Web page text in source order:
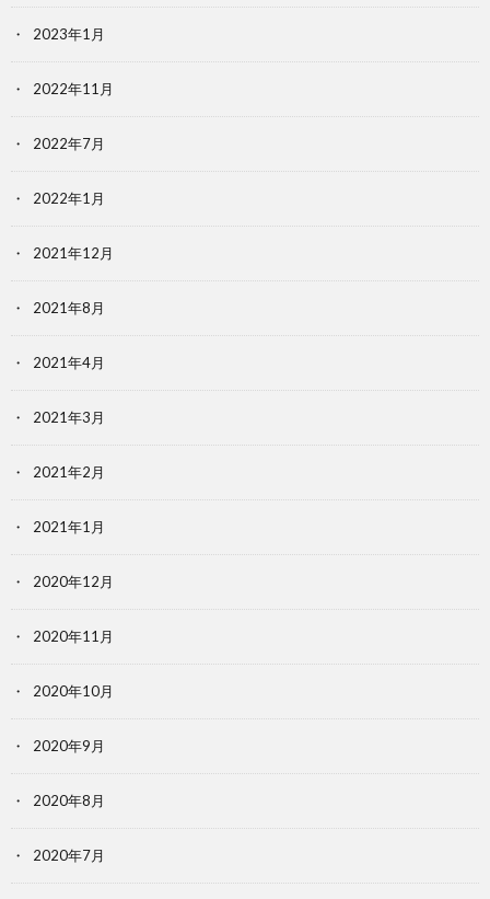
2023年1月
2022年11月
2022年7月
2022年1月
2021年12月
2021年8月
2021年4月
2021年3月
2021年2月
2021年1月
2020年12月
2020年11月
2020年10月
2020年9月
2020年8月
2020年7月